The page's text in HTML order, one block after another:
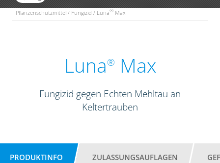
Pflanzenschutzmittel / Fungizid / Luna® Max
Luna® Max
Fungizid gegen Echten Mehltau an
Keltertrauben
PRODUKTINFO ZULASSUNGSAUFLAGEN